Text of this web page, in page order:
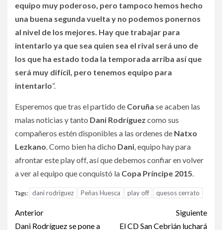
equipo muy poderoso, pero tampoco hemos hecho
una buena segunda vuelta y no podemos ponernos
al nivel de los mejores. Hay que trabajar para
intentarlo ya que sea quien sea el rival será uno de
los que ha estado toda la temporada arriba así que
será muy difícil, pero tenemos equipo para
intentarlo”.
Esperemos que tras el partido de Coruña se acaben las
malas noticias y tanto Dani Rodríguez como sus
compañeros estén disponibles a las ordenes de Natxo
Lezkano. Como bien ha dicho Dani, equipo hay para
afrontar este play off, así que debemos confiar en volver
a ver al equipo que conquistó la Copa Príncipe 2015.
Tags: dani rodriguez Peñas Huesca play off quesos cerrato
Anterior
Dani Rodríguez se pone a
Siguiente
El CD San Cebrián luchará